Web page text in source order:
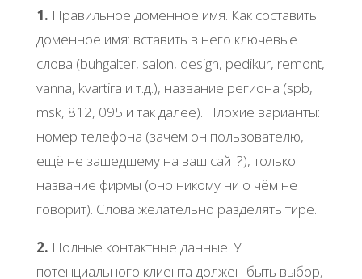
1. Правильное доменное имя. Как составить
доменное имя: вставить в него ключевые
слова (buhgalter, salon, design, pedikur, remont,
vanna, kvartira и т.д.), название региона (spb,
msk, 812, 095 и так далее). Плохие варианты:
номер телефона (зачем он пользователю,
ещё не зашедшему на ваш сайт?), только
название фирмы (оно никому ни о чём не
говорит). Слова желательно разделять тире.
2. Полные контактные данные. У
потенциального клиента должен быть выбор,